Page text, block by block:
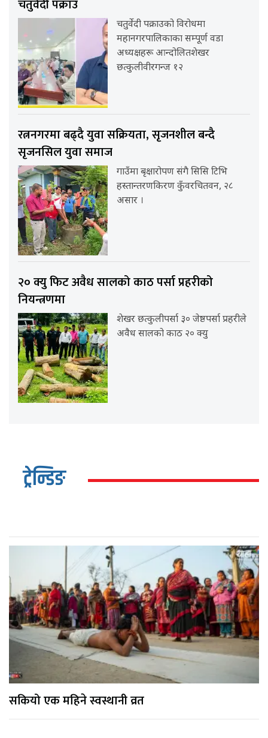
चतुर्वेदी पक्राउ
चतुर्वेदी पक्राउको विरोधमा
महानगरपालिकाका सम्पूर्ण वडा
अध्यक्षहरू आन्दोलितशेखर
छत्कुलीवीरगन्ज १२
रत्ननगरमा बढ्दै युवा सक्रियता, सृजनशील बन्दै
सृजनसिल युवा समाज
गाउँमा बृक्षारोपण संगै सिसि टिभि
हस्तान्तरणकिरण कुँवरचितवन, २८
असार ।
२० क्यु फिट अवैध सालको काठ पर्सा प्रहरीको
नियन्त्रणमा
शेखर छत्कुलीपर्सा ३० जेष्ठपर्सा प्रहरीले
अवैध सालको काठ २० क्यु
ट्रेन्डिङ
सकियो एक महिने स्वस्थानी व्रत